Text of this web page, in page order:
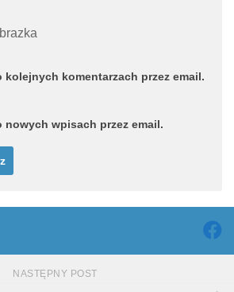
kolejnych komentarzach przez email.
nowych wpisach przez email.
NASTĘPNY POST